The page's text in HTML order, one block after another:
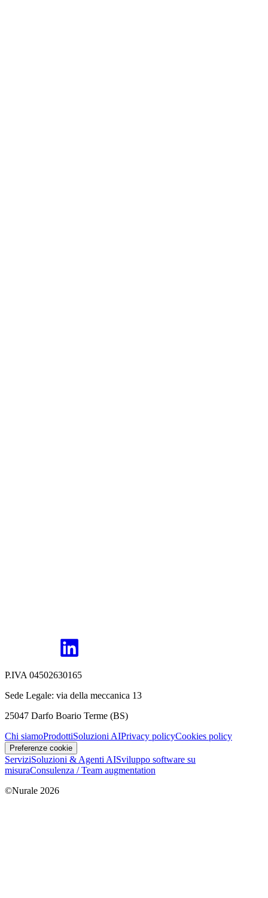
P.IVA 04502630165
Sede Legale: via della meccanica 13
25047 Darfo Boario Terme (BS)
Chi siamoProdottiSoluzioni AIPrivacy policyCookies policy
Preferenze cookie
ServiziSoluzioni & Agenti AISviluppo software su
misuraConsulenza / Team augmentation
©Nurale 2026